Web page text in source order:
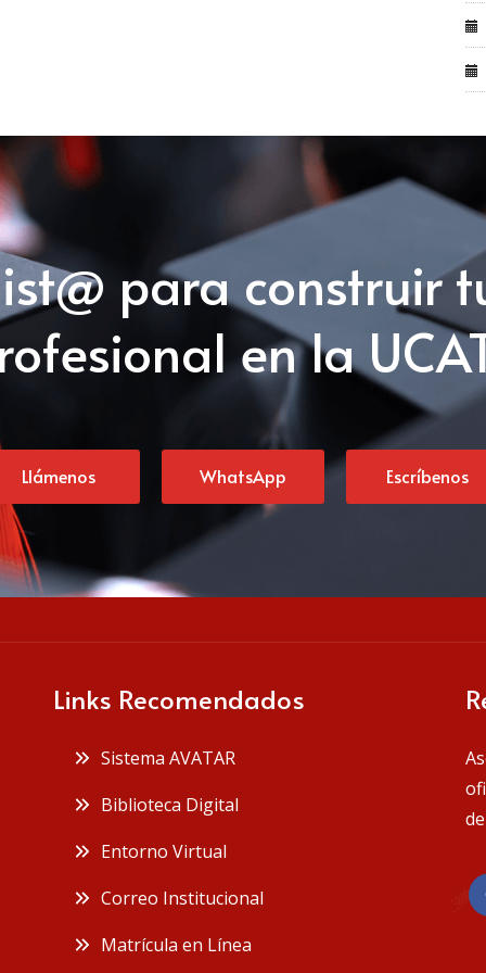
para construir
en la
Llámenos WhatsApp Escríbenos
Links Recomendados
Sistema AVATAR
Biblioteca Digital
Entorno Virtual
Correo Institucional
Matrícula en Línea